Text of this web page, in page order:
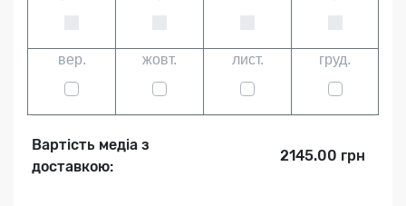
вер. жовт. лист. груд.
Вартість медіа з
доставкою:
2145.00 грн